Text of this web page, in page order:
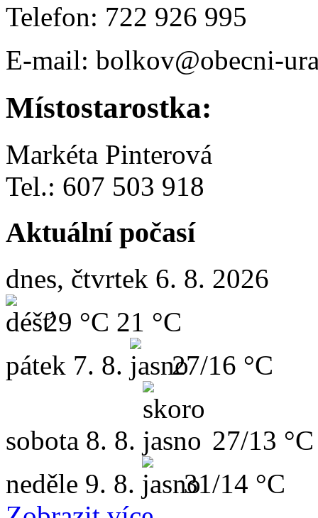
Telefon: 722 926 995
E-mail: bolkov@obecni-
Místostarostka:
Markéta Pinterová
Tel.: 607 503 918
Aktuální počasí
dnes, čtvrtek 6. 8. 2026
29 °C 21 °C
pátek 7. 8. 27/16 °C
sobota 8. 8.
27/13 °C
neděle 9. 8.
31/14 °C